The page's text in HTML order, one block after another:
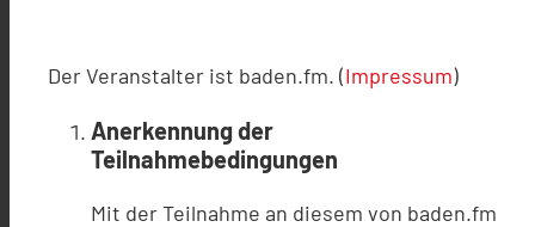
Der Veranstalter ist baden.fm. (Impressum)
Anerkennung der
Teilnahmebedingungen
Mit der Teilnahme an diesem von baden.fm